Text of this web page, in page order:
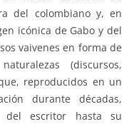
del colombiano y, en
icónica de Gabo y del
vaivenes en forma de
(discursos,
reproducidos en un
durante décadas,
del escritor hasta su